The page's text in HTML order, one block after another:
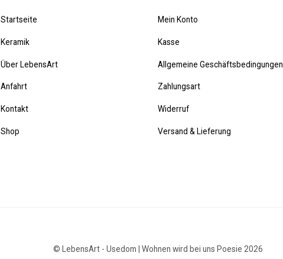
Startseite
Keramik
Über LebensArt
Anfahrt
Kontakt
Shop
Mein Konto
Kasse
Allgemeine Geschäftsbedingungen
Zahlungsart
Widerruf
Versand & Lieferung
© LebensArt - Usedom | Wohnen wird bei uns Poesie 2026